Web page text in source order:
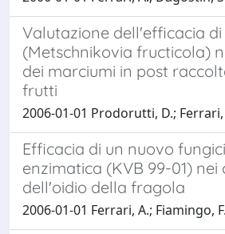
Valutazione dell'efficacia di
(Metschnikovia fructicola)
dei marciumi in post
frutti
2006-01-01 Prodorutti, D.;
Efficacia di un nuovo
enzimatica (KVB 99-01)
dell'oidio della fragola
2006-01-01 Ferrari, A.; Fiamingo,